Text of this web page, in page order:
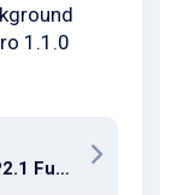
1.1.0
三维CAD系统 SolidWorks 2026 SP2.1 Full Premium x64 / 2017-2025